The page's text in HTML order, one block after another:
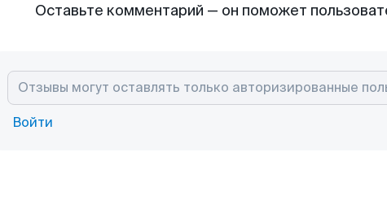
Оставьте комментарий — он поможет
Войти